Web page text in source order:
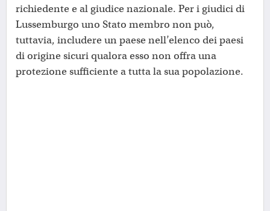
richiedente e al giudice nazionale. Per i giudici di
Lussemburgo uno Stato membro non può,
tuttavia, includere un paese nell’elenco dei paesi
di origine sicuri qualora esso non offra una
protezione sufficiente a tutta la sua popolazione.